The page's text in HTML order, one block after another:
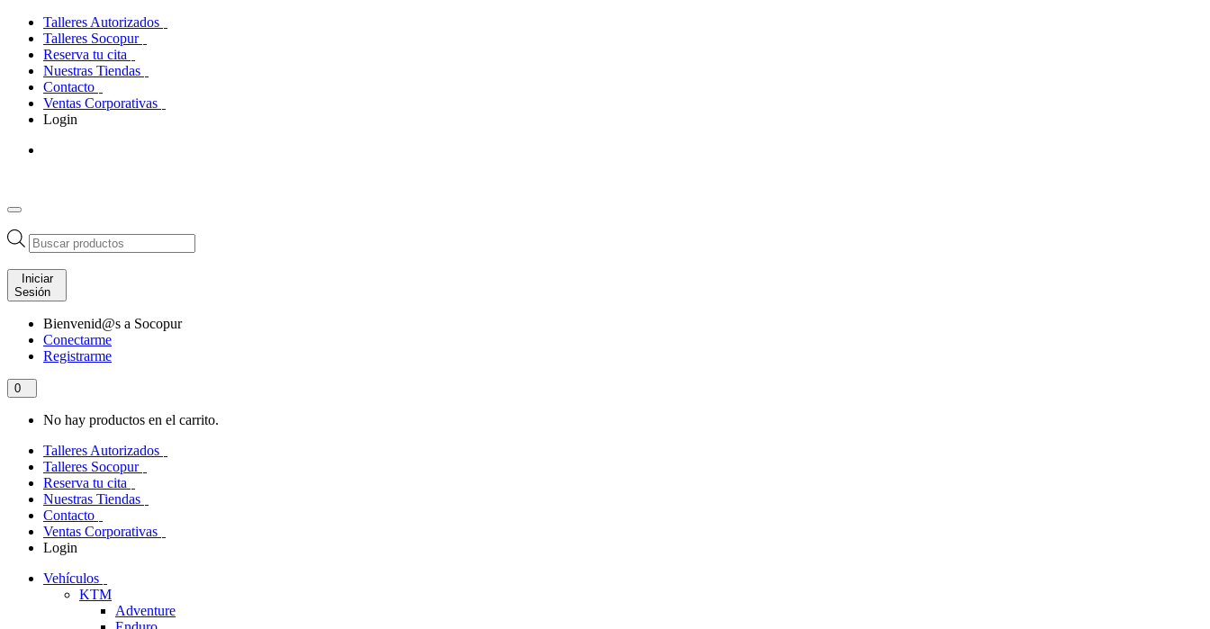
Talleres Autorizados
Talleres Socopur
Reserva tu cita
Nuestras Tiendas
Contacto
Ventas Corporativas
Login
Búsqueda
de
productos
Iniciar
Sesión
Bienvenid@s a Socopur
Conectarme
Registrarme
0
No hay productos en el carrito.
Talleres Autorizados
Talleres Socopur
Reserva tu cita
Nuestras Tiendas
Contacto
Ventas Corporativas
Login
Vehículos
KTM
Adventure